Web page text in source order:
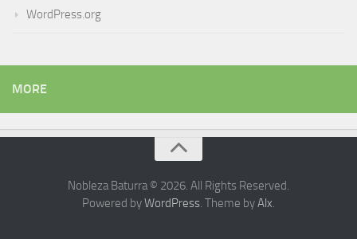
WordPress.org
MORE
Nobleza Baturra © 2026. All Rights Reserved.
Powered byWordPress. Theme byAlx.